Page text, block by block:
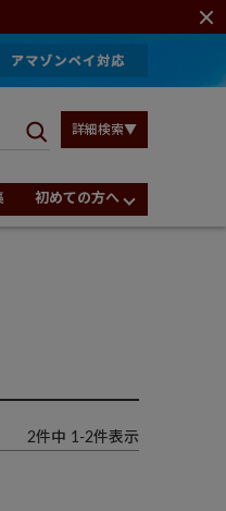
詳細検索▼
初めての方へ
2件中 1 -2件表示